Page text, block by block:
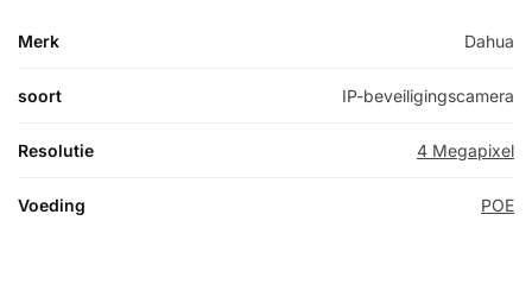
Merk Dahua
soort IP-beveiligingscamera
Resolutie 4 Megapixel
Voeding POE